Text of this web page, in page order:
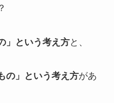
」という考え方と、
の」という考え方があ